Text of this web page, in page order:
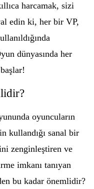
harcamak, sizi
edin ki, her bir VP,
dünyasında her
oyuncuların
kullandığı sanal bir
zenginleştiren ve
imkanı tanıyan
bu kadar önemlidir?